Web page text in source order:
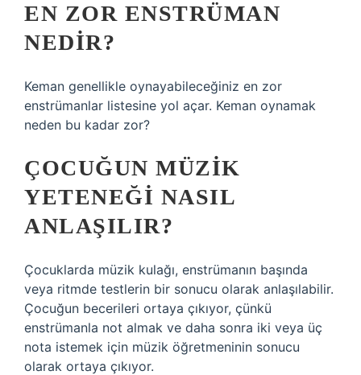
EN ZOR ENSTRÜMAN
NEDIR?
Keman genellikle oynayabileceğiniz en zor
enstrümanlar listesine yol açar. Keman oynamak
neden bu kadar zor?
ÇOCUĞUN MÜZIK
YETENEĞI NASIL
ANLAŞILIR?
Çocuklarda müzik kulağı, enstrümanın başında
veya ritmde testlerin bir sonucu olarak anlaşılabilir.
Çocuğun becerileri ortaya çıkıyor, çünkü
enstrümanla not almak ve daha sonra iki veya üç
nota istemek için müzik öğretmeninin sonucu
olarak ortaya çıkıyor.